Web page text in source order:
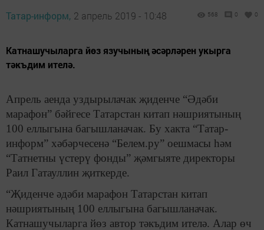
Татар-информ, 2 апрель 2019 - 10:48 568 0 0
Катнашучыларга йөз язучының әсәрләрен укырга
тәкъдим ителә.
Апрель аенда уздырылачак җиденче “Әдәби
марафон” бәйгесе Татарстан китап нәшриятының
100 еллыгына багышланачак. Бу хакта “Татар-
информ” хәбәрчесенә “Белем.ру” оешмасы һәм
“Татнетны үстерү фонды” җәмгыяте директоры
Раил Гатауллин җиткерде.
“Җиденче әдәби марафон Татарстан китап
нәшриятының 100 еллыгына багышланачак.
Катнашучыларга йөз автор тәкъдим ителә. Алар өч